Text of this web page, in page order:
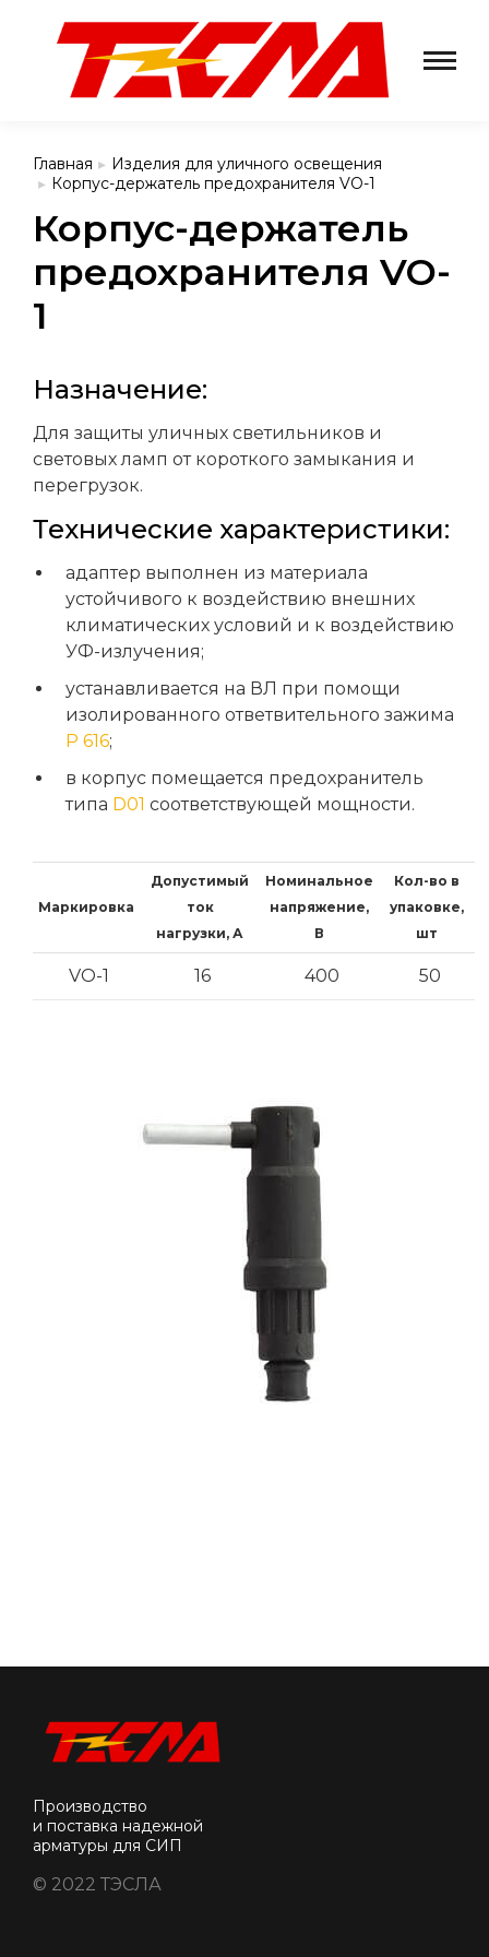
Вы здесь:
Главная
Изделия для уличного освещения
Корпус-держатель предохранителя VO-1
Корпус-держатель
предохранителя VO-
1
Назначение:
Для защиты уличных светильников и
световых ламп от короткого замыкания и
перегрузок.
Технические характеристики:
адаптер выполнен из материала
устойчивого к воздействию внешних
климатических условий и к воздействию
УФ-излучения;
устанавливается на ВЛ при помощи
изолированного ответвительного зажима
Р 616;
в корпус помещается предохранитель
типа D01 соответствующей мощности.
Маркировка
Допустимый
ток
нагрузки, А
Номинальное
напряжение,
В
Кол-во в
упаковке,
шт
VO-1 16 400 50
Производство
и поставка надежной
арматуры для СИП
© 2022 ТЭСЛА